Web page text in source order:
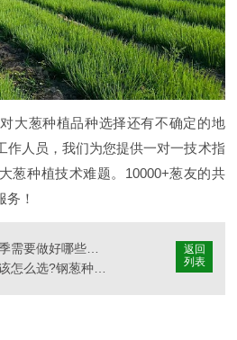
大葱种植品种选择还有不确定的地
作人员，我们为您提供一对一技术指
葱种植技术难题。10000+葱友的共
！
返回
列表